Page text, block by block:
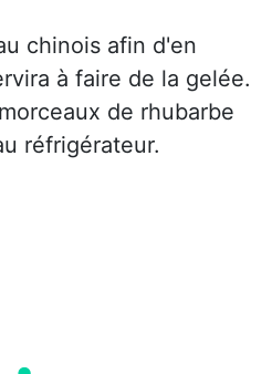
chinois afin d'en
à faire de la gelée.
de rhubarbe
réfrigérateur.